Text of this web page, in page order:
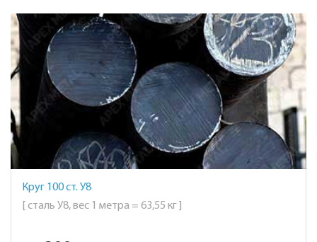
Круг 100 ст. У8
[ сталь У8, вес 1 метра = 63,55 кг ]